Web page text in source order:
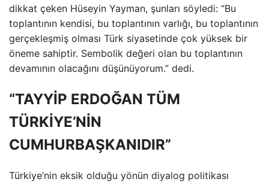
dikkat çeken Hüseyin Yayman, şunları söyledi: “Bu
toplantının kendisi, bu toplantının varlığı, bu toplantının
gerçekleşmiş olması Türk siyasetinde çok yüksek bir
öneme sahiptir. Sembolik değeri olan bu toplantının
devamının olacağını düşünüyorum.” dedi.
“TAYYİP ERDOĞAN TÜM
TÜRKİYE’NİN
CUMHURBAŞKANIDIR”
Türkiye’nin eksik olduğu yönün diyalog politikası